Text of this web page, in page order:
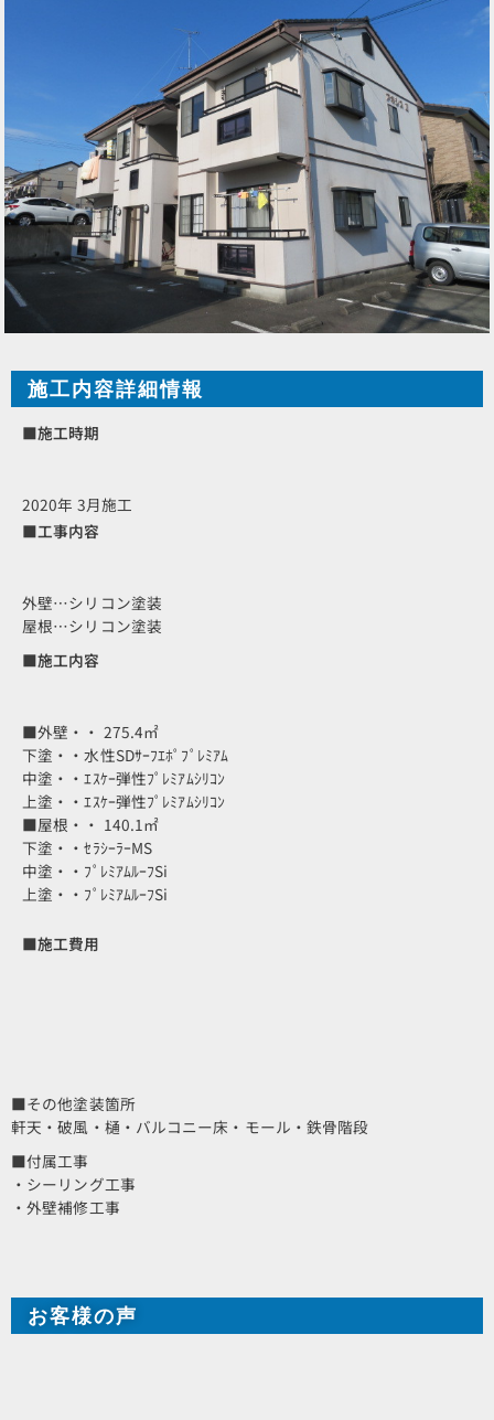
施工内容詳細情報
■施工時期
2020年 3月施工
■工事内容
外壁…シリコン塗装
屋根…シリコン塗装
■施工内容
■外壁・・ 275.4㎡
下塗・・水性SDｻｰﾌｴﾎﾟﾌﾟﾚﾐｱﾑ
中塗・・ｴｽｹｰ弾性ﾌﾟﾚﾐｱﾑｼﾘｺﾝ
上塗・・ｴｽｹｰ弾性ﾌﾟﾚﾐｱﾑｼﾘｺﾝ
■屋根・・ 140.1㎡
下塗・・ｾﾗｼｰﾗｰMS
中塗・・ﾌﾟﾚﾐｱﾑﾙｰﾌSi
上塗・・ﾌﾟﾚﾐｱﾑﾙｰﾌSi
■施工費用
■その他塗装箇所
軒天・破風・樋・バルコニー床・モール・鉄骨階段
■付属工事
・シーリング工事
・外壁補修工事
お客様の声